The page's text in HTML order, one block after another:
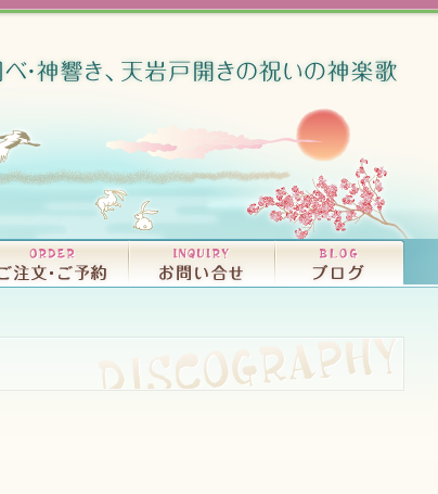
リリースCD・試聴｜DISCOGRAPHY
書籍｜BOOKS コンサート、ライブ